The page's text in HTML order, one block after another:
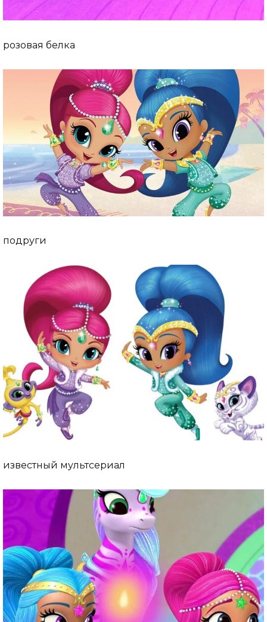
розовая белка
подруги
известный мультсериал